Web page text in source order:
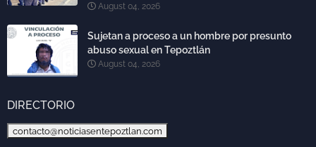
August 04, 2026
Sujetan a proceso a un hombre por presunto
abuso sexual en Tepoztlán
August 04, 2026
DIRECTORIO
contacto@noticiasentepoztlan.com